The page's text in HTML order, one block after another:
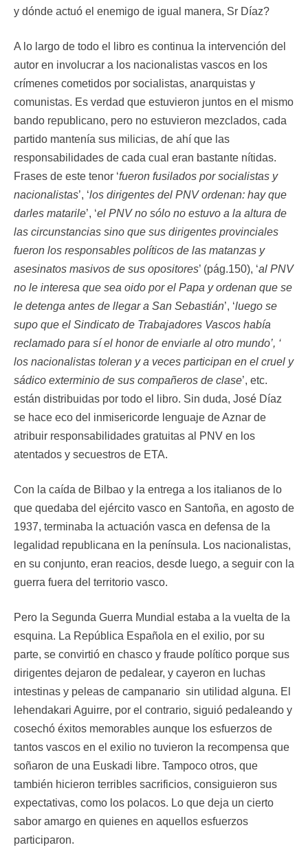
y dónde actuó el enemigo de igual manera, Sr Díaz?
A lo largo de todo el libro es continua la intervención del
autor en involucrar a los nacionalistas vascos en los
crímenes cometidos por socialistas, anarquistas y
comunistas. Es verdad que estuvieron juntos en el mismo
bando republicano, pero no estuvieron mezclados, cada
partido mantenía sus milicias, de ahí que las
responsabilidades de cada cual eran bastante nítidas.
Frases de este tenor ‘fueron fusilados por socialistas y
nacionalistas’, ‘los dirigentes del PNV ordenan: hay que
darles matarile’, ‘el PNV no sólo no estuvo a la altura de
las circunstancias sino que sus dirigentes provinciales
fueron los responsables políticos de las matanzas y
asesinatos masivos de sus opositores’ (pág.150), ‘al PNV
no le interesa que sea oido por el Papa y ordenan que se
le detenga antes de llegar a San Sebastián’, ‘luego se
supo que el Sindicato de Trabajadores Vascos había
reclamado para sí el honor de enviarle al otro mundo’, ‘
los nacionalistas toleran y a veces participan en el cruel y
sádico exterminio de sus compañeros de clase’, etc.
están distribuidas por todo el libro. Sin duda, José Díaz
se hace eco del inmisericorde lenguaje de Aznar de
atribuir responsabilidades gratuitas al PNV en los
atentados y secuestros de ETA.
Con la caída de Bilbao y la entrega a los italianos de lo
que quedaba del ejército vasco en Santoña, en agosto de
1937, terminaba la actuación vasca en defensa de la
legalidad republicana en la península. Los nacionalistas,
en su conjunto, eran reacios, desde luego, a seguir con la
guerra fuera del territorio vasco.
Pero la Segunda Guerra Mundial estaba a la vuelta de la
esquina. La República Española en el exilio, por su
parte, se convirtió en chasco y fraude político porque sus
dirigentes dejaron de pedalear, y cayeron en luchas
intestinas y peleas de campanario sin utilidad alguna. El
lehendakari Aguirre, por el contrario, siguió pedaleando y
cosechó éxitos memorables aunque los esfuerzos de
tantos vascos en el exilio no tuvieron la recompensa que
soñaron de una Euskadi libre. Tampoco otros, que
también hicieron terribles sacrificios, consiguieron sus
expectativas, como los polacos. Lo que deja un cierto
sabor amargo en quienes en aquellos esfuerzos
participaron.